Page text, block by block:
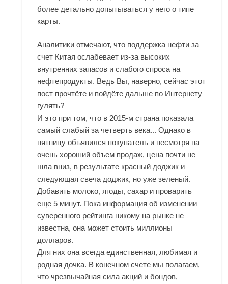
более детально допытываться у него о типе
карты.
Аналитики отмечают, что поддержка нефти за
счет Китая ослабевает из-за высоких
внутренних запасов и слабого спроса на
нефтепродукты. Ведь Вы, наверно, сейчас этот
пост прочтёте и пойдёте дальше по Интернету
гулять?
И это при том, что в 2015-м страна показала
самый слабый за четверть века... Однако в
пятницу объявился покупатель и несмотря на
очень хороший объем продаж, цена почти не
шла вниз, в результате красный доджик и
следующая свеча доджик, но уже зеленый.
Добавить молоко, ягоды, сахар и проварить
еще 5 минут. Пока информация об изменении
суверенного рейтинга никому на рынке не
известна, она может стоить миллионы
долларов.
Для них она всегда единственная, любимая и
родная дочка. В конечном счете мы полагаем,
что чрезвычайная сила акций и бондов,